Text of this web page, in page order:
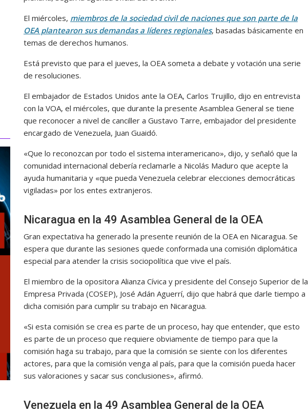
El miércoles, miembros de la sociedad civil de naciones que son parte de la
OEA plantearon sus demandas a líderes regionales, basadas básicamente en
temas de derechos humanos.
Está previsto que para el jueves, la OEA someta a debate y votación una serie
de resoluciones.
El embajador de Estados Unidos ante la OEA, Carlos Trujillo, dijo en entrevista
con la VOA, el miércoles, que durante la presente Asamblea General se tiene
que reconocer a nivel de canciller a Gustavo Tarre, embajador del presidente
encargado de Venezuela, Juan Guaidó.
«Que lo reconozcan por todo el sistema interamericano», dijo, y señaló que la
comunidad internacional debería reclamarle a Nicolás Maduro que acepte la
ayuda humanitaria y «que pueda Venezuela celebrar elecciones democráticas
vigiladas» por los entes extranjeros.
Nicaragua en la 49 Asamblea General de la OEA
Gran expectativa ha generado la presente reunión de la OEA en Nicaragua. Se
espera que durante las sesiones quede conformada una comisión diplomática
especial para atender la crisis sociopolítica que vive el país.
El miembro de la opositora Alianza Cívica y presidente del Consejo Superior de la
Empresa Privada (COSEP), José Adán Aguerrí, dijo que habrá que darle tiempo a
dicha comisión para cumplir su trabajo en Nicaragua.
«Si esta comisión se crea es parte de un proceso, hay que entender, que esto
es parte de un proceso que requiere obviamente de tiempo para que la
comisión haga su trabajo, para que la comisión se siente con los diferentes
actores, para que la comisión venga al país, para que la comisión pueda hacer
sus valoraciones y sacar sus conclusiones», afirmó.
Venezuela en la 49 Asamblea General de la OEA